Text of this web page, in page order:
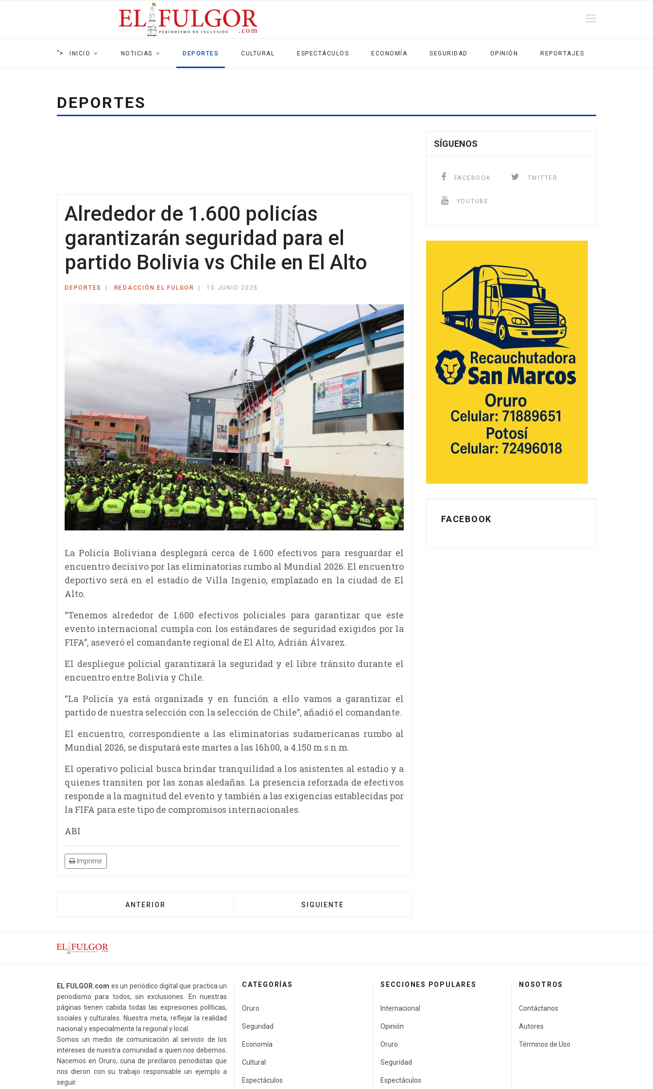
"> INICIO NOTICIAS DEPORTES CULTURAL ESPECTÁCULOS ECONOMÍA SEGURIDAD OPINIÓN REPORTAJES
DEPORTES
Alrededor de 1.600 policías
garantizarán seguridad para el
partido Bolivia vs Chile en El Alto
DEPORTES REDACCIÓN EL FULGOR 10 JUNIO 2025
La Policía Boliviana desplegará cerca de 1.600 efectivos para resguardar el
encuentro decisivo por las eliminatorias rumbo al Mundial 2026. El encuentro
deportivo será en el estadio de Villa Ingenio, emplazado en la ciudad de El
Alto.
“Tenemos alrededor de 1.600 efectivos policiales para garantizar que este
evento internacional cumpla con los estándares de seguridad exigidos por la
FIFA”, aseveró el comandante regional de El Alto, Adrián Álvarez.
El despliegue policial garantizará la seguridad y el libre tránsito durante el
encuentro entre Bolivia y Chile.
“La Policía ya está organizada y en función a ello vamos a garantizar el
partido de nuestra selección con la selección de Chile”, añadió el comandante.
El encuentro, correspondiente a las eliminatorias sudamericanas rumbo al
Mundial 2026, se disputará este martes a las 16h00, a 4.150 m.s.n.m.
El operativo policial busca brindar tranquilidad a los asistentes al estadio y a
quienes transiten por las zonas aledañas. La presencia reforzada de efectivos
responde a la magnitud del evento y también a las exigencias establecidas por
la FIFA para este tipo de compromisos internacionales.
ABI
Imprimir
ANTERIOR SIGUIENTE
SÍGUENOS
FACEBOOK TWITTER
YOUTUBE
FACEBOOK
EL FULGOR.com es un periódico digital que practica un
periodismo para todos, sin exclusiones. En nuestras
páginas tienen cabida todas las expresiones políticas,
sociales y culturales. Nuestra meta, reflejar la realidad
nacional y especialmente la regional y local.
Somos un medio de comunicación al servicio de los
intereses de nuestra comunidad a quien nos debemos.
Nacemos en Oruro, cuna de preclaros periodistas que
nos dieron con su trabajo responsable un ejemplo a
seguir.
CATEGORÍAS
Oruro
Seguridad
Economía
Cultural
Espectáculos
SECCIONES POPULARES
Internacional
Opinión
Oruro
Seguridad
Espectáculos
NOSOTROS
Contáctanos
Autores
Términos de Uso